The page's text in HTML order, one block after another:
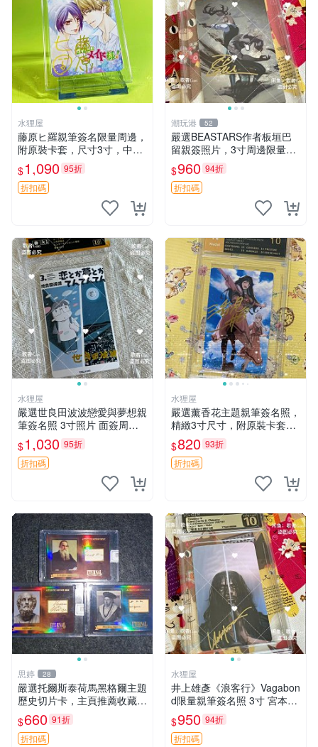
水狸屋
藤原ヒ羅親筆簽名限量周邊，
附原裝卡套，尺寸3寸，中古
輕瑕 會長大人 親筆 簽名 周
邊 卡套 3寸 中古初瑕
$1,090 95折
折扣碼
潮玩港 52
嚴選BEASTARS作者板垣巴
留親簽照片，3寸周邊限量收
藏 BEASTARS 作者 經典 細
節收藏
$960 94折
折扣碼
水狸屋
嚴選世良田波波戀愛與夢想親
筆簽名照 3寸照片 面簽周邊
照片卡磚
$1,030 95折
折扣碼
水狸屋
嚴選薰香花主題親筆簽名照，
精緻3寸尺寸，附原裝卡套。
收藏級品相，值得珍藏。 薰
香花 花卉 照片
$820 93折
折扣碼
思婷 28
嚴選托爾斯泰荷馬黑格爾主題
歷史切片卡，主頁推薦收藏更
多親拆好卡 歷史切片卡 托爾
斯泰 荷馬 黑格爾
$660 91折
折扣碼
水狸屋
井上雄彥《浪客行》Vagabon
d限量親筆簽名照 3寸 宮本武
藏周邊 含原裝卡磚 經典收藏
品
$950 94折
折扣碼